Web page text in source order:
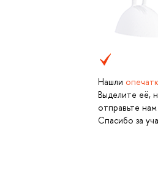
Нашли
Выделите её,
отправьте
Спасибо за